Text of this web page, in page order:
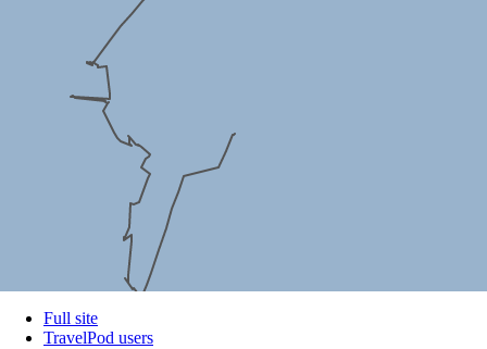
Full site
TravelPod users